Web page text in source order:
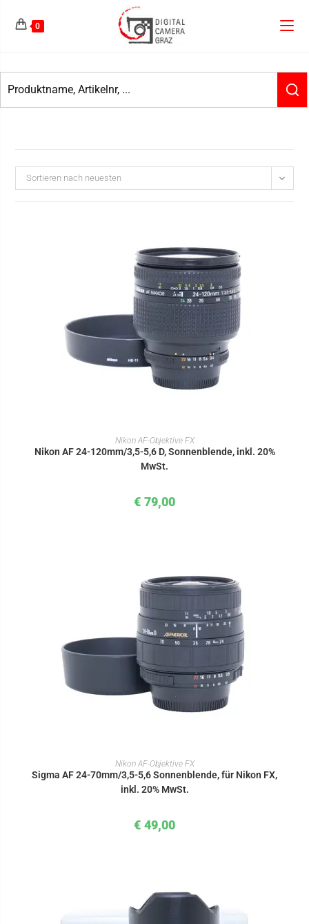
0
Sortieren nach neuesten
IN DEN WARENKORB
Nikon AF-Objektive FX
Nikon AF 24-120mm/3,5-5,6 D, Sonnenblende, inkl. 20%
MwSt.
€ 79,00
IN DEN WARENKORB
Nikon AF-Objektive FX
Sigma AF 24-70mm/3,5-5,6 Sonnenblende, für Nikon FX,
inkl. 20% MwSt.
€ 49,00